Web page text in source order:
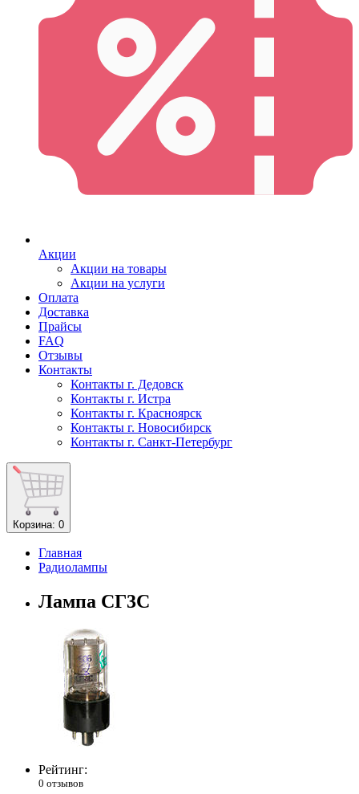
Акции
Акции на товары
Акции на услуги
Оплата
Доставка
Прайсы
FAQ
Отзывы
Контакты
Контакты г. Дедовск
Контакты г. Истра
Контакты г. Красноярск
Контакты г. Новосибирск
Контакты г. Санкт-Петербург
Корзина: 0
Главная
Радиолампы
Лампа СГ3С
Рейтинг:
0 отзывов